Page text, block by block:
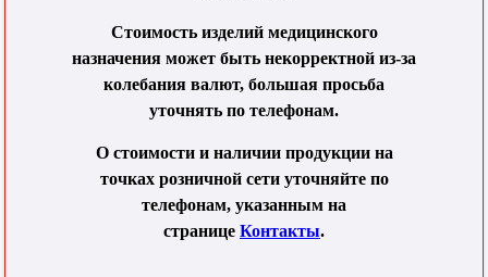
Стоимость изделий медицинского
назначения может быть некорректной из-за
колебания валют, большая просьба
уточнять по телефонам.
О стоимости и наличии продукции на
точках розничной сети уточняйте по
телефонам, указанным на
странице Контакты.